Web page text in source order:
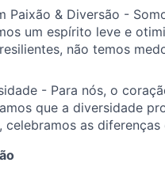
Paixão & Diversão -
um espírito leve e
não temos
- Para nós, o
que a diversidade
celebramos as